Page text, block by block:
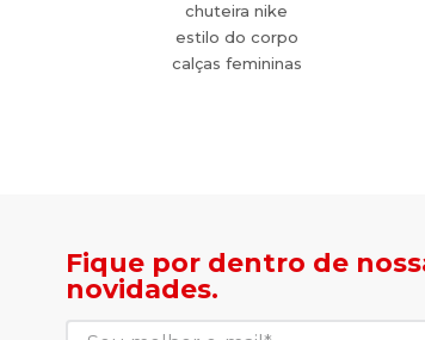
chuteira nike
estilo do corpo
calças femininas
Fique por dentro de
novidades.